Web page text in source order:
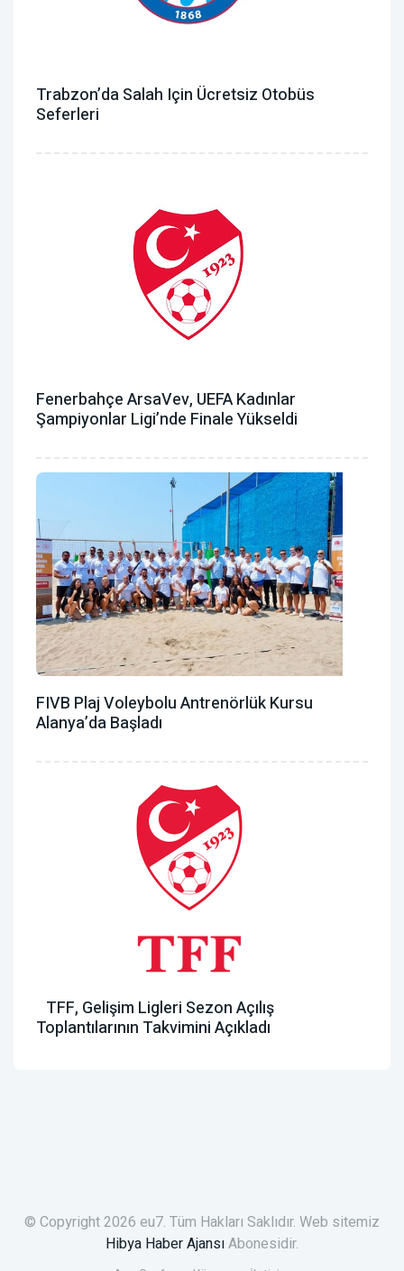
Trabzon’da Salah Için Ücretsiz Otobüs
Seferleri
Fenerbahçe ArsaVev, UEFA Kadınlar
Şampiyonlar Ligi’nde Finale Yükseldi
FIVB Plaj Voleybolu Antrenörlük Kursu
Alanya’da Başladı
TFF, Gelişim Ligleri Sezon Açılış
Toplantılarının Takvimini Açıkladı
© Copyright 2026 eu7. Tüm Hakları Saklıdır. Web sitemiz
Hibya Haber AjansıAbonesidir.